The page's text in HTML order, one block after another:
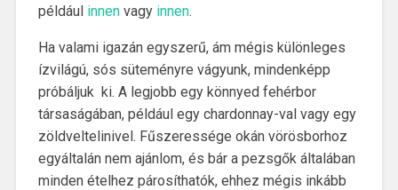
például innenvagy innen.
Ha valami igazán egyszerű, ám mégis különleges
ízvilágú, sós süteményre vágyunk, mindenképp
próbáljuk ki. A legjobb egy könnyed fehérbor
társaságában, például egy chardonnay-val vagy egy
zöldveltelinivel. Fűszeressége okán vörösborhoz
egyáltalán nem ajánlom, és bár a pezsgők általában
minden ételhez párosíthatók, ehhez mégis inkább